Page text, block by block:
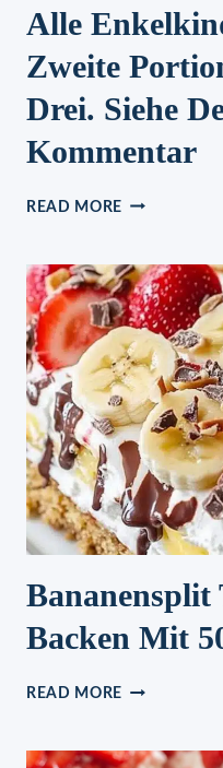
Alle
Zweite
Drei. Siehe
Kommentar
READ MORE ALLE
EINE
ZWEITE
PORTION
UND
OPA
ASS D
REI. S
IEHE D
ETAILS I
M E
RSTEN K
OMMENTAR
Bananensplit
Backen Mit
READ MORE
BACKEN